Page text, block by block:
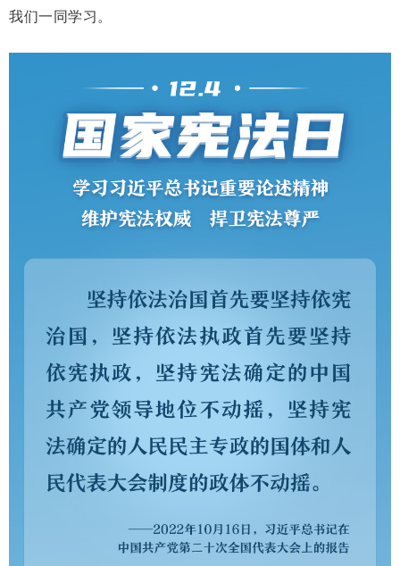
我们一同学习。